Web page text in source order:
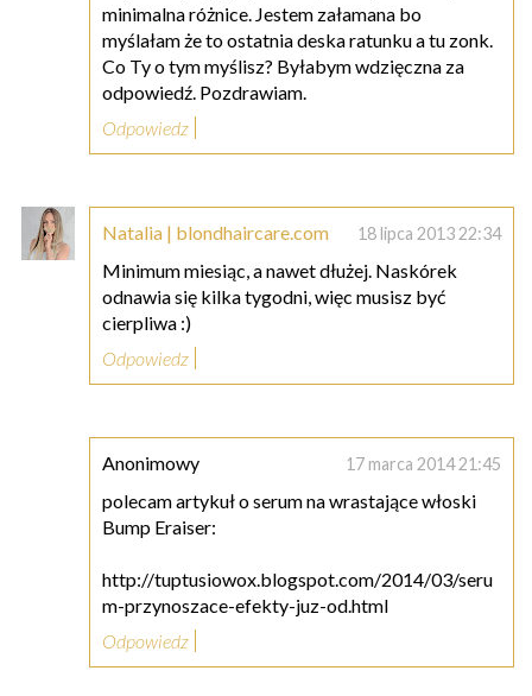
minimalna różnice. Jestem załamana bo
myślałam że to ostatnia deska ratunku a tu zonk.
Co Ty o tym myślisz? Byłabym wdzięczna za
odpowiedź. Pozdrawiam.
Odpowiedz
Natalia | blondhaircare.com 18 lipca 2013 22:34
Minimum miesiąc, a nawet dłużej. Naskórek
odnawia się kilka tygodni, więc musisz być
cierpliwa :)
Odpowiedz
Anonimowy 17 marca 2014 21:45
polecam artykuł o serum na wrastające włoski
Bump Eraiser:
http://tuptusiowox.blogspot.com/2014/03/seru
m-przynoszace-efekty-juz-od.html
Odpowiedz